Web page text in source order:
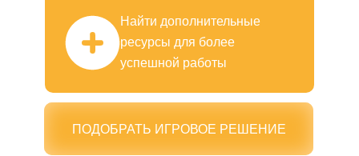
ПОДОБРАТЬ ИГРОВОЕ РЕШЕНИЕ
Найти дополнительные
ресурсы для более
успешной работы